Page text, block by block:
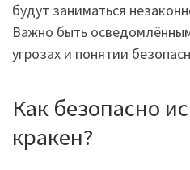
будут заниматься
Важно быть
угрозах и понятии
Как безопасно
кракен?